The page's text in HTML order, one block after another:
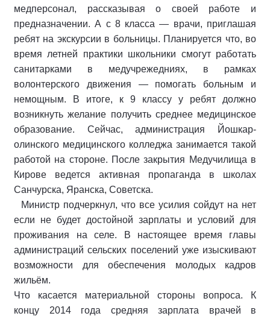
медперсонал, рассказывая о своей работе и
предназначении. А с 8 класса — врачи, приглашая
ребят на экскурсии в больницы. Планируется что, во
время летней практики школьники смогут работать
санитарками в медучрежедниях, в рамках
волонтерского движения — помогать больным и
немощным. В итоге, к 9 классу у ребят должно
возникнуть желание получить среднее медицинское
образование. Сейчас, администрация Йошкар-
олинского медицинского колледжа занимается такой
работой на стороне. После закрытия Медучилища в
Кирове ведется активная пропаганда в школах
Санчурска, Яранска, Советска.
Министр подчеркнул, что все усилия сойдут на нет
если не будет достойной зарплаты и условий для
проживания на селе. В настоящее время главы
администраций сельских поселений уже изыскивают
возможности для обеспечения молодых кадров
жильём.
Что касается материальной стороны вопроса. К
концу 2014 года средняя зарплата врачей в